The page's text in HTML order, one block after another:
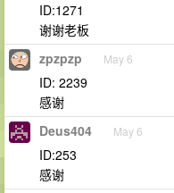
ID:1271
谢谢老板
zpzpzp May 6
ID: 2239
感谢
Deus404 May 6
ID:253
感谢